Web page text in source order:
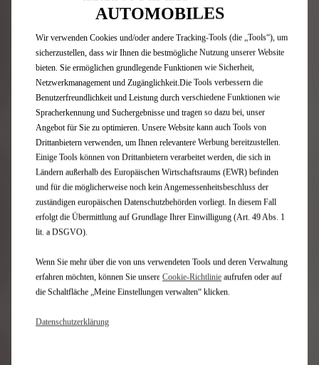
Niederlassung Deutschland, Siemensstraße 10, 63263
Neu-Isenburg, für den N°4 BlueHDi AT PALLAS 96 kW
€; Laufzeit 48 Monate; 48 x mtl. Leasingrate 275,00 €;
Laufleistung 10.000 km/Jahr. Die Überführungskosten
sind nicht in der Leasingrate enthalten und gesondert
an den anbietenden Händler zu entrichten. Angebot
gültig bis zum 30.09.26. Mehr- und Minderkilometer
(Freigrenze 2.500 km) sowie eventuell vorhandene
Schäden werden nach Vertragsende abgerechnet.
Abbildung zeigt Wunschausstattung gegen Mehrpreis,
die nicht Bestandteil des Angebots ist.
¹ Die Werte eines Fahrzeugs hängen nicht nur von der
effizienten Ausnutzung des Kraftstoffs durch das
Fahrzeug ab, sondern werden auch vom Fahrverhalten
Gewichtete Werte sind Mittelwerte für Kraftstoff- und
Stromverbrauch von extern aufladbaren
Hybridelektrofahrzeugen bei durchschnittlichem
AUTOMOBILES
Wir verwenden Cookies und/oder andere Tracking-Tools (die „Tools“), um
sicherzustellen, dass wir Ihnen die bestmögliche Nutzung unserer Website
bieten. Sie ermöglichen grundlegende Funktionen wie Sicherheit,
Netzwerkmanagement und Zugänglichkeit.Die Tools verbessern die
Benutzerfreundlichkeit und Leistung durch verschiedene Funktionen wie
Spracherkennung und Suchergebnisse und tragen so dazu bei, unser
Angebot für Sie zu optimieren. Unsere Website kann auch Tools von
Drittanbietern verwenden, um Ihnen relevantere Werbung bereitzustellen.
Einige Tools können von Drittanbietern verarbeitet werden, die sich in
Ländern außerhalb des Europäischen Wirtschaftsraums (EWR) befinden
und für die möglicherweise noch kein Angemessenheitsbeschluss der
zuständigen europäischen Datenschutzbehörden vorliegt. In diesem Fall
erfolgt die Übermittlung auf Grundlage Ihrer Einwilligung (Art. 49 Abs. 1
lit. a DSGVO).
Wenn Sie mehr über die von uns verwendeten Tools und deren Verwaltung
erfahren möchten, können Sie unsere Cookie‑Richtlinie aufrufen oder auf
die Schaltfläche „Meine Einstellungen verwalten“ klicken.
Datenschutzerklärung